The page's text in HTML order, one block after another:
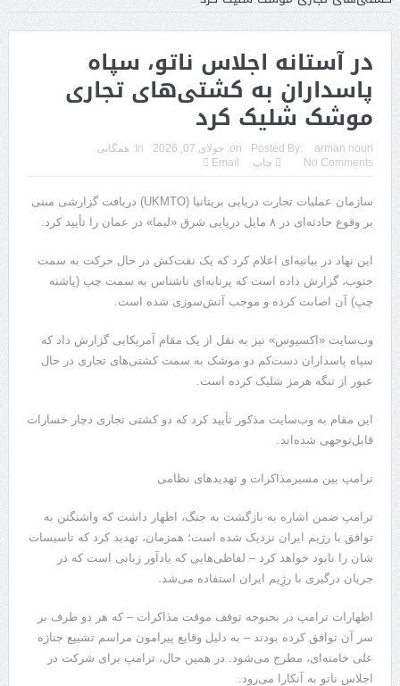
در آستانه اجلاس ناتو، سپاه
پاسداران به کشتی‌های تجاری
موشک شلیک کرد
Posted By: arman nouri
on: جولای 07, 2026 In: همگانی
No Comments
چاپ Email
سازمان عملیات تجارت دریایی بریتانیا (UKMTO) دریافت گزارشی مبنی
بر وقوع حادثه‌ای در ۸ مایل دریایی شرق «لیما» در عمان را تأیید کرد.
این نهاد در بیانیه‌ای اعلام کرد که یک نفت‌کش در حال حرکت به سمت
جنوب، گزارش داده است که پرتابه‌ای ناشناس به سمت چپ (پاشنه
چپ) آن اصابت کرده و موجب آتش‌سوزی شده است.
وب‌سایت «اکسیوس» نیز به نقل از یک مقام آمریکایی گزارش داد که
سپاه پاسداران دست‌کم دو موشک به سمت کشتی‌های تجاری در حال
عبور از تنگه هرمز شلیک کرده است.
این مقام به وب‌سایت مذکور تأیید کرد که دو کشتی تجاری دچار خسارات
قابل‌توجهی شده‌اند.
ترامپ بین مسیرمذاکرات و تهدیدهای نظامی
ترامپ ضمن اشاره به بازگشت به جنگ، اظهار داشت که واشنگتن به
توافق با رژیم ایران نزدیک شده است؛ همزمان، تهدید کرد که تاسیسات
شان را نابود خواهد کرد – لفاظی‌هایی که یادآور زبانی است که در
جریان درگیری با رژِیم ایران استفاده می‌شد.
اظهارات ترامپ در بحبوحه توقف موقت مذاکرات – که هر دو طرف بر
سر آن توافق کرده بودند – به دلیل وقایع پیرامون مراسم تشییع جنازه
علی خامنه‌ای، مطرح می‌شود. در همین حال، ترامپ برای شرکت در
اجلاس ناتو به آنکارا می‌رود.